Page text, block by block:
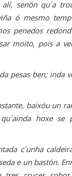
senón qu´a
ó mesmo
penedos
moito, pois a
pesas ben; inda
baixóu un
hoxe se
c´unha
e un bastón.